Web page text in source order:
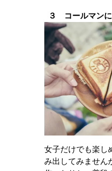
３ コールマンに
女子だけでも楽し
み出してみません